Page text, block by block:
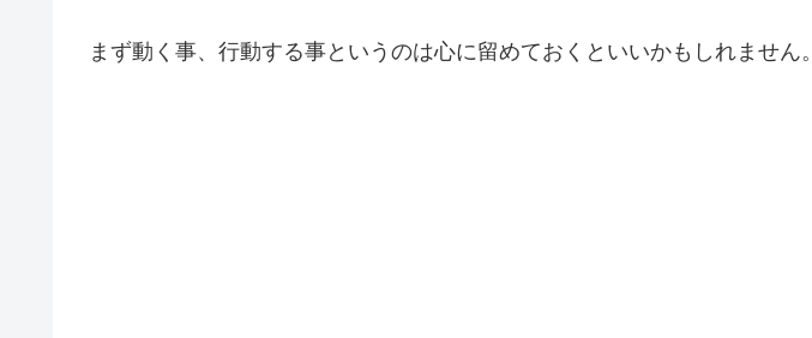
まず動く事、行動する事というのは心に留めておくといいかもしれません。